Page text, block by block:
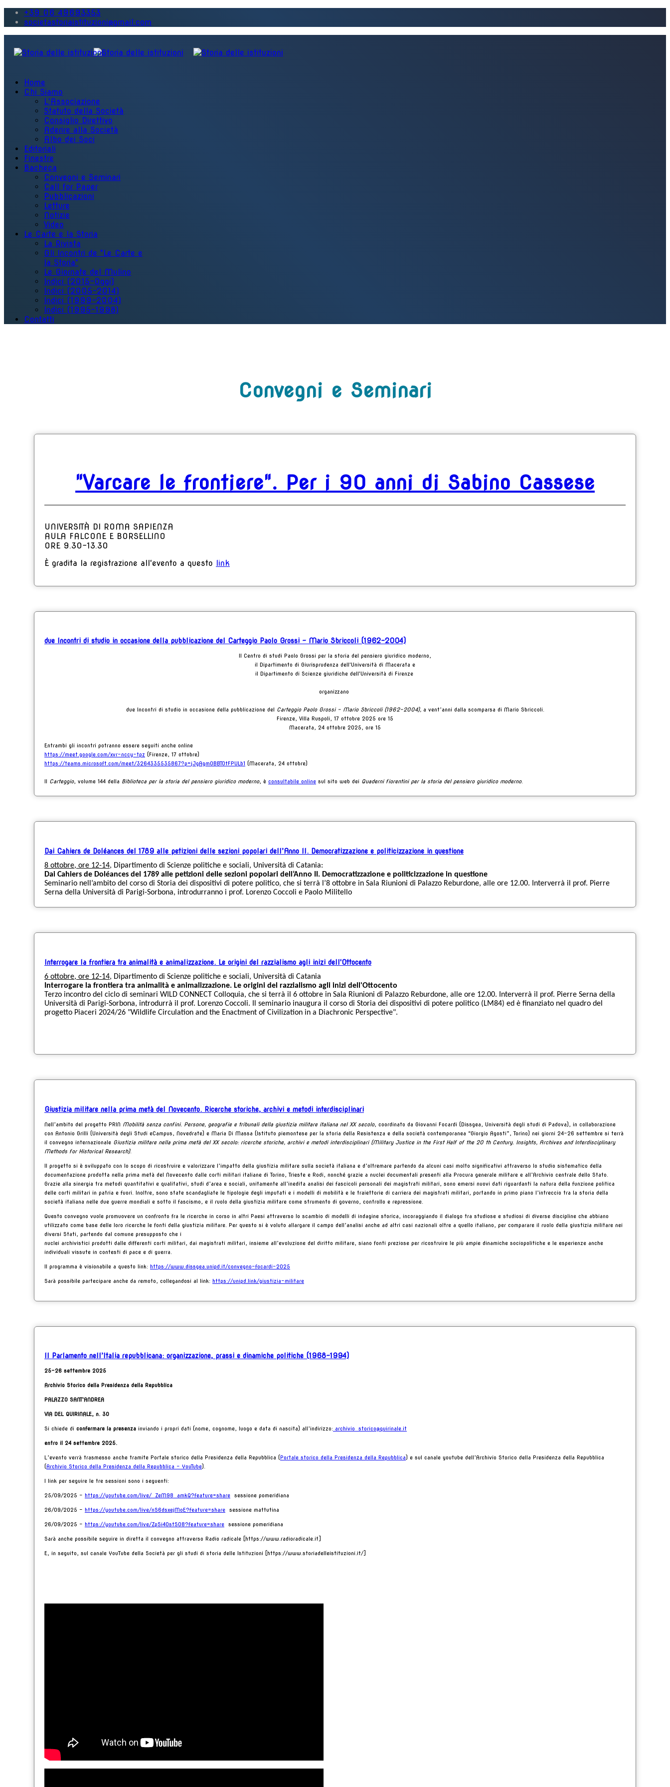
+39 06 49693353
societastoriaistituzioni@gmail.com
Home
Chi Siamo
L'Associazione
Statuto della Società
Consiglio Direttivo
Aderire alla Società
Albo dei Soci
Editoriali
Finestre
Bacheca
Convegni e Seminari
Call for Paper
Pubblicazioni
Letture
Notizie
Video
Le Carte e la Storia
La Rivista
Gli Incontri de "Le Carte e
la Storia"
Le Giornate del Mulino
Indici (2015-Oggi)
Indici (2005-2014)
Indici (1999-2004)
Indici (1995-1998)
Contatti
Convegni e Seminari
"Varcare le frontiere". Per i 90 anni di Sabino Cassese
UNIVERSITÀ DI ROMA SAPIENZA
AULA FALCONE E BORSELLINO
ORE 9.30-13.30
È gradita la registrazione all'evento a questo link
due Incontri di studio in occasione della pubblicazione del Carteggio Paolo Grossi - Mario Sbriccoli (1962-2004)
Il Centro di studi Paolo Grossi per la storia del pensiero giuridico moderno,
il Dipartimento di Giurisprudenza dell'Università di Macerata e
il Dipartimento di Scienze giuridiche dell'Università di Firenze
organizzano
due Incontri di studio in occasione della pubblicazione del Carteggio Paolo Grossi - Mario Sbriccoli (1962-2004), a vent’anni dalla scomparsa di Mario Sbriccoli.
Firenze, Villa Ruspoli, 17 ottobre 2025 ore 15
Macerata, 24 ottobre 2025, ore 15
Entrambi gli incontri potranno essere seguiti anche online
https://meet.google.com/xvr-nccy-tpz (Firenze, 17 ottobre)
https://teams.microsoft.com/meet/3264335535867?p=jJgAgmOBBTOtFPULb1 (Macerata, 24 ottobre)
Il Carteggio, volume 144 della Biblioteca per la storia del pensiero giuridico moderno, è consultabile online sul sito web dei Quaderni fiorentini per la storia del pensiero giuridico moderno.
Dai Cahiers de Doléances del 1789 alle petizioni delle sezioni popolari dell’Anno II. Democratizzazione e politicizzazione in questione
8 ottobre, ore 12-14, Dipartimento di Scienze politiche e sociali, Università di Catania:
Dai Cahiers de Doléances del 1789 alle petizioni delle sezioni popolari dell’Anno II. Democratizzazione e politicizzazione in questione
Seminario nell’ambito del corso di Storia dei dispositivi di potere politico, che si terrà l’8 ottobre in Sala Riunioni di Palazzo Reburdone, alle ore 12.00. Interverrà il prof. Pierre
Serna della Università di Parigi-Sorbona, introdurranno i prof. Lorenzo Coccoli e Paolo Militello
Interrogare la frontiera tra animalità e animalizzazione. Le origini del razzialismo agli inizi dell'Ottocento
6 ottobre, ore 12-14, Dipartimento di Scienze politiche e sociali, Università di Catania
Interrogare la frontiera tra animalità e animalizzazione. Le origini del razzialismo agli inizi dell'Ottocento
Terzo incontro del ciclo di seminari WILD CONNECT Colloquia, che si terrà il 6 ottobre in Sala Riunioni di Palazzo Reburdone, alle ore 12.00. Interverrà il prof. Pierre Serna della
Università di Parigi-Sorbona, introdurrà il prof. Lorenzo Coccoli. Il seminario inaugura il corso di Storia dei dispositivi di potere politico (LM84) ed è finanziato nel quadro del
progetto Piaceri 2024/26 "Wildlife Circulation and the Enactment of Civilization in a Diachronic Perspective".
Giustizia militare nella prima metà del Novecento. Ricerche storiche, archivi e metodi interdisciplinari
Nell’ambito del progetto PRIN Mobilità senza confini. Persone, geografie e tribunali della giustizia militare italiana nel XX secolo, coordinato da Giovanni Focardi (Dissgea, Università degli studi di Padova), in collaborazione
con Antonio Grilli (Università degli Studi eCampus, Novedrate) e Maria Di Massa (Istituto piemontese per la storia della Resistenza e della società contemporanea “Giorgio Agosti”, Torino) nei giorni 24-26 settembre si terrà
il convegno internazionale Giustizia militare nella prima metà del XX secolo: ricerche storiche, archivi e metodi interdisciplinari (Military Justice in the First Half of the 20 th Century. Insights, Archives and Interdisciplinary
Methods for Historical Research).
Il progetto si è sviluppato con lo scopo di ricostruire e valorizzare l’impatto della giustizia militare sulla società italiana e d’oltremare partendo da alcuni casi molto significativi attraverso lo studio sistematico della
documentazione prodotta nella prima metà del Novecento dalle corti militari italiane di Torino, Trieste e Rodi, nonché grazie a nuclei documentali presenti alla Procura generale militare e all’Archivio centrale dello Stato.
Grazie alla sinergia tra metodi quantitativi e qualitativi, studi d’area e sociali, unitamente all’inedita analisi dei fascicoli personali dei magistrati militari, sono emersi nuovi dati riguardanti la natura della funzione politica
delle corti militari in patria e fuori. Inoltre, sono state scandagliate le tipologie degli imputati e i modelli di mobilità e le traiettorie di carriera dei magistrati militari, portando in primo piano l’intreccio tra la storia della
società italiana nelle due guerre mondiali e sotto il fascismo, e il ruolo della giustizia militare come strumento di governo, controllo e repressione.
Questo convegno vuole promuovere un confronto fra le ricerche in corso in altri Paesi attraverso lo scambio di modelli di indagine storica, incoraggiando il dialogo tra studiose e studiosi di diverse discipline che abbiano
utilizzato come base delle loro ricerche le fonti della giustizia militare. Per questo si è voluto allargare il campo dell’analisi anche ad altri casi nazionali oltre a quello italiano, per comparare il ruolo della giustizia militare nei
diversi Stati, partendo dal comune presupposto che i
nuclei archivistici prodotti dalle differenti corti militari, dai magistrati militari, insieme all’evoluzione del diritto militare, siano fonti preziose per ricostruire le più ampie dinamiche sociopolitiche e le esperienze anche
individuali vissute in contesti di pace e di guerra.
Il programma è visionabile a questo link: https://www.dissgea. unipd.it/convegno-focardi-2025
Sarà possibile partecipare anche da remoto, collegandosi al link: https://unipd.link/giustizia-militare
Il Parlamento nell’Italia repubblicana: organizzazione, prassi e dinamiche politiche (1968-1994)
25-26 settembre 2025
Archivio Storico della Presidenza della Repubblica
PALAZZO SANT'ANDREA
VIA DEL QUIRINALE, n. 30
Si chiede di confermare la presenza inviando i propri dati (nome, cognome, luogo e data di nascita) all’indirizzo: archivio_storico@quirinale.it
entro il 24 settembre 2025.
L’evento verrà trasmesso anche tramite Portale storico della Presidenza della Repubblica (Portale storico della Presidenza della Repubblica) e sul canale youtube dell’Archivio Storico della Presidenza della Repubblica
(Archivio Storico della Presidenza della Repubblica - YouTube).
I link per seguire le tre sessioni sono i seguenti:
25/09/2025 - https://youtube.com/live/_ZeM98_amkQ?feature=share sessione pomeridiana
26/09/2025 - https://youtube.com/live/nS6dsxejMoE?feature=share sessione mattutina
26/09/2025 - https://youtube.com/live/ZpSi40stSO8?feature=share sessione pomeridiana
Sarà anche possibile seguire in diretta il convegno attraverso Radio radicale [https://www.radioradicale.it]
E, in seguito, sul canale YouTube della Società per gli studi di storia delle Istituzioni [https://www.storiadelleistituzioni.it/]